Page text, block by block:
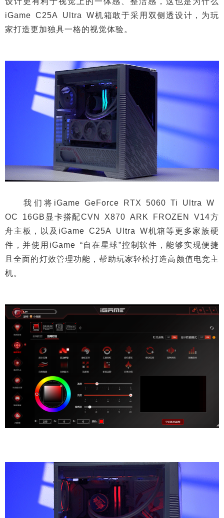
iGame C25A Ultra W机箱敢于采用双侧透设计，为玩
家打造更加独具一格的视觉体验。
我们将iGame GeForce RTX 5060 Ti Ultra W
OC 16GB显卡搭配CVN X870 ARK FROZEN V14方
舟主板，以及iGame C25A Ultra W机箱等更多家族硬
件，并使用iGame “自在星球”控制软件，能够实现便捷
且全面的灯效管理功能，帮助玩家轻松打造高颜值电竞主
机。